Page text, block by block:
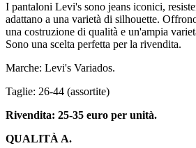
I pantaloni Levi's sono jeans iconici,
adattano a una varietà di silhouette.
una costruzione di qualità e un'ampia
Sono una scelta perfetta per la rivendita.
Marche: Levi's Variados.
Taglie: 26-44 (assortite)
Rivendita: 25-35 euro per unità.
QUALITÀ A.